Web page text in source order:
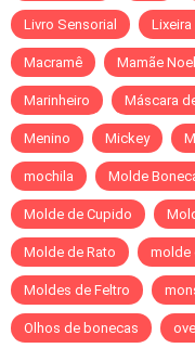
Livro Sensorial
Macramê Mamãe Noel
Marinheiro Máscara
Menino Mickey
mochila Molde
Molde de Cupido
Molde de Rato molde
Moldes de Feltro
Olhos de bonecas